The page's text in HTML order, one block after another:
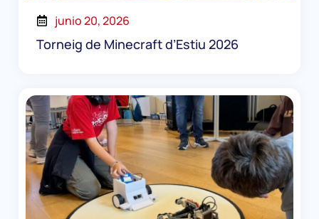
junio 20, 2026
Torneig de Minecraft d’Estiu 2026